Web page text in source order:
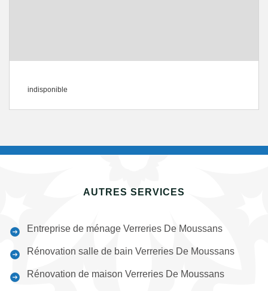
indisponible
AUTRES SERVICES
Entreprise de ménage Verreries De Moussans
Rénovation salle de bain Verreries De Moussans
Rénovation de maison Verreries De Moussans